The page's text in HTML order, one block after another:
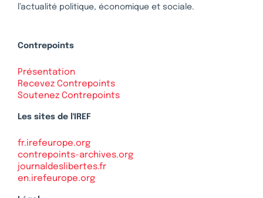
l’actualité politique, économique et sociale.
Contrepoints
Présentation
Recevez Contrepoints
Soutenez Contrepoints
Les sites de l'IREF
fr.irefeurope.org
contrepoints-archives.org
journaldeslibertes.fr
en.irefeurope.org